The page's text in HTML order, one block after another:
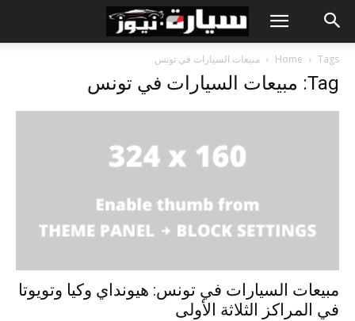
Home Tags مبيعات السيارات في تونس
Tag: مبيعات السيارات في تونس
مبيعات السيارات في تونس: هيونداي وكيا وتويوتا
في المراكز الثلاثة الأولى